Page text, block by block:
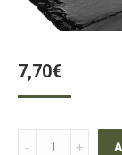
7,70€
Espárragos